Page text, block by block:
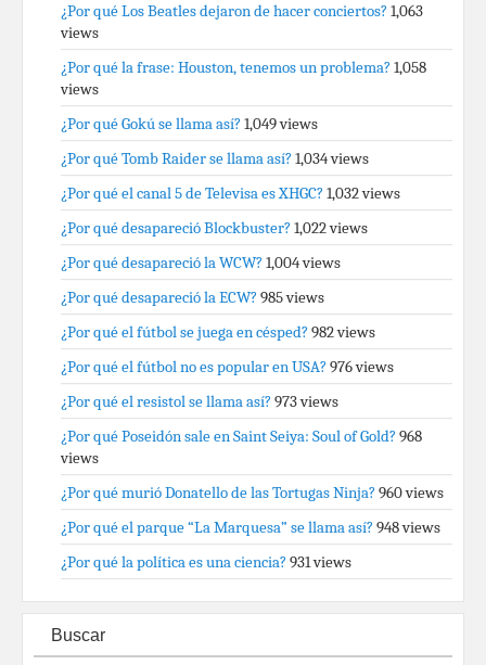
¿Por qué Los Beatles dejaron de hacer conciertos? 1,063
views
¿Por qué la frase: Houston, tenemos un problema? 1,058
views
¿Por qué Gokú se llama así? 1,049 views
¿Por qué Tomb Raider se llama así? 1,034 views
¿Por qué el canal 5 de Televisa es XHGC? 1,032 views
¿Por qué desapareció Blockbuster? 1,022 views
¿Por qué desapareció la WCW? 1,004 views
¿Por qué desapareció la ECW? 985 views
¿Por qué el fútbol se juega en césped? 982 views
¿Por qué el fútbol no es popular en USA? 976 views
¿Por qué el resistol se llama así? 973 views
¿Por qué Poseidón sale en Saint Seiya: Soul of Gold? 968
views
¿Por qué murió Donatello de las Tortugas Ninja? 960 views
¿Por qué el parque “La Marquesa” se llama así? 948 views
¿Por qué la política es una ciencia? 931 views
Buscar